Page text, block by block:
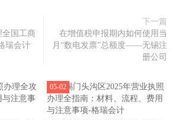
国工商
瑞会计
下一篇
在增值税申报期内如何使用当
月“数电发票”总额度——无锡注
册公司
05-02